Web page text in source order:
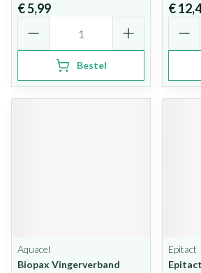
€ 5,99
Bestel
€
Aquacel
Biopax Vingerverband
Epitact